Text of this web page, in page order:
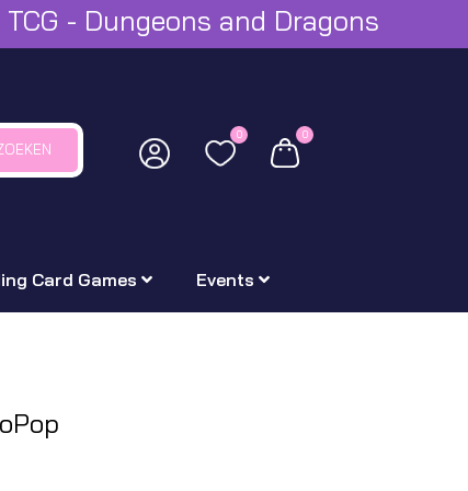
- Dungeons and Dragons
0 0
Card Games Events